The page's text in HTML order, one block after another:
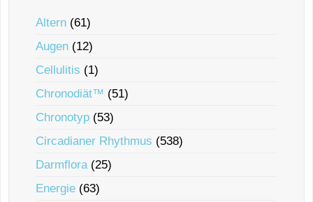
Altern (61)
Augen (12)
Cellulitis (1)
Chronodiät™ (51)
Chronotyp (53)
Circadianer Rhythmus (538)
Darmflora(25)
Energie (63)